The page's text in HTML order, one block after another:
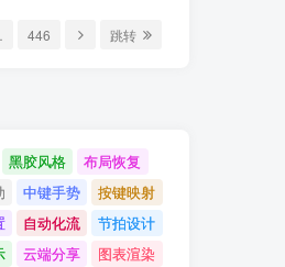
446 跳转
黑胶风格
布局恢复
中键手势
按键映射
自动化流
节拍设计
云端分享
图表渲染